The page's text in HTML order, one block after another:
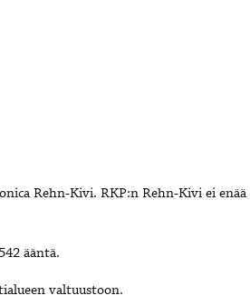
Rehn-Kivi. RKP:n Rehn-Kivi ei enää
ääntä.
valtuustoon.